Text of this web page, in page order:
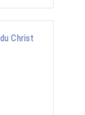
Christ